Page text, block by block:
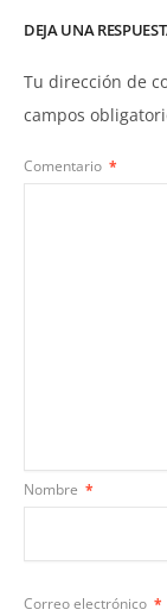
DEJA UNA
Tu dirección de
campos
Comentario *
Nombre *
Correo electrónico *